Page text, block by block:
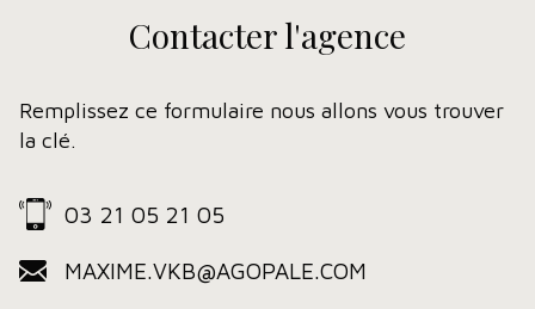
Contacterl'agence
Remplissez ce formulaire nous allons vous trouver
la clé.
03 21 05 21 05
MAXIME.VKB@AGOPALE.COM